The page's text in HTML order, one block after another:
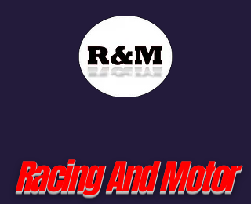
Racing And Motor